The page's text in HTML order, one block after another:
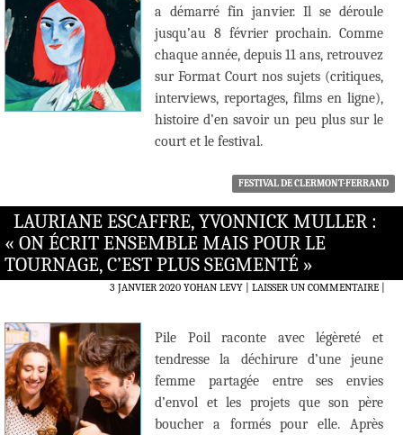
a démarré fin janvier. Il se déroule
jusqu’au 8 février prochain. Comme
chaque année, depuis 11 ans, retrouvez
sur Format Court nos sujets (critiques,
interviews, reportages, films en ligne),
histoire d’en savoir un peu plus sur le
court et le festival.
FESTIVAL DE CLERMONT-FERRAND
LAURIANE ESCAFFRE, YVONNICK MULLER :
« ON ÉCRIT ENSEMBLE MAIS POUR LE
TOURNAGE, C’EST PLUS SEGMENTÉ »
3 JANVIER 2020 YOHAN LEVY LAISSER UN COMMENTAIRE|
Pile Poil raconte avec légèreté et
tendresse la déchirure d’une jeune
femme partagée entre ses envies
d’envol et les projets que son père
boucher a formés pour elle. Après